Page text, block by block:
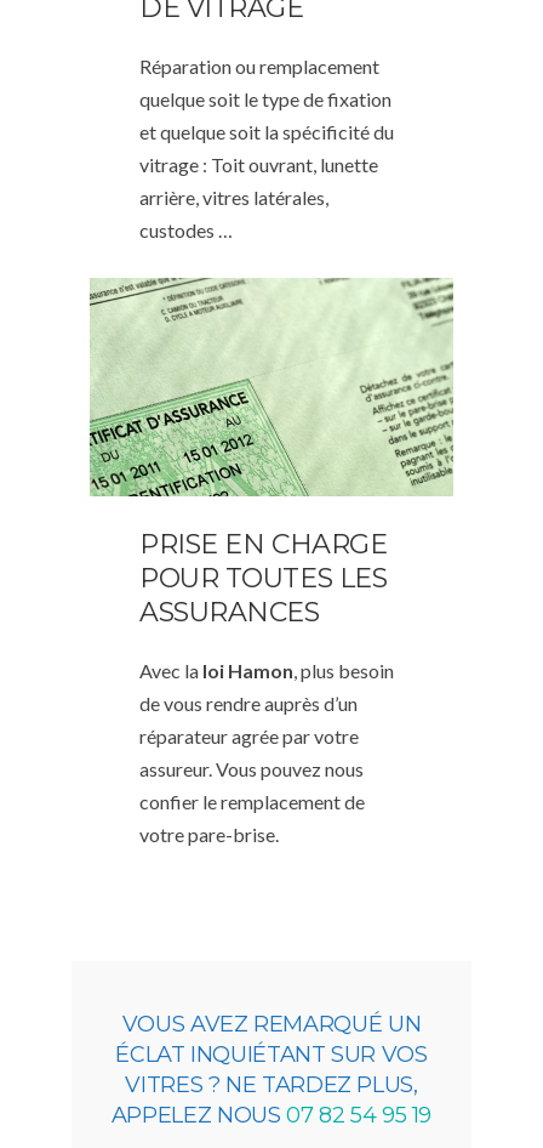
DE VITRAGE
Réparation ou remplacement
quelque soit le type de fixation
et quelque soit la spécificité du
vitrage : Toit ouvrant, lunette
arrière, vitres latérales,
custodes …
PRISE EN CHARGE
POUR TOUTES LES
ASSURANCES
Avec la loi Hamon, plus besoin
de vous rendre auprès d’un
réparateur agrée par votre
assureur. Vous pouvez nous
confier le remplacement de
votre pare-brise.
VOUS AVEZ REMARQUÉ UN
ÉCLAT INQUIÉTANT SUR VOS
VITRES ? NE TARDEZ PLUS,
APPELEZ NOUS07 82 54 95 19